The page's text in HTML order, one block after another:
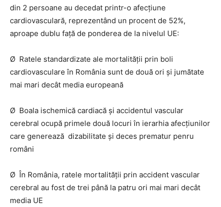
din 2 persoane au decedat printr-o afecțiune
cardiovasculară, reprezentând un procent de 52%,
aproape dublu față de ponderea de la nivelul UE:
Ø Ratele standardizate ale mortalității prin boli
cardiovasculare în România sunt de două ori și jumătate
mai mari decât media europeană
Ø Boala ischemică cardiacă și accidentul vascular
cerebral ocupă primele două locuri în ierarhia afecțiunilor
care generează dizabilitate și deces prematur penru
români
Ø În România, ratele mortalității prin accident vascular
cerebral au fost de trei până la patru ori mai mari decât
media UE